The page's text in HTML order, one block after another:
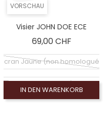
VORSCHAU
Visier JOHN DOE ECE
69,00 CHFPreis
Ecran Jaune (non homologué)
Spiegelbildschirm (non
bleu argent mirroir (non
IN DEN WARENKORB